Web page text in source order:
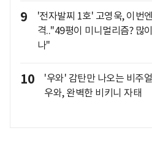
9
'전자발찌 1호' 고영욱, 이번
격.."49평이 미니멀리즘? 많
나"
10
'우와' 감탄만 나오는 비주
우와, 완벽한 비키니 자태